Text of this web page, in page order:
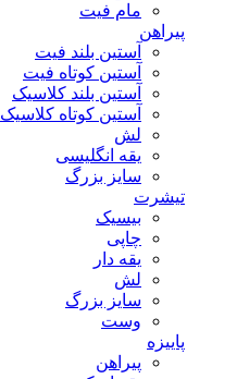
مام فیت
پیراهن
آستین بلند فیت
آستین کوتاه فیت
آستین بلند کلاسیک
آستین کوتاه کلاسیک
لش
یقه انگلیسی
سایز بزرگ
تیشرت
بیسیک
چاپی
یقه دار
لش
سایز بزرگ
وست
پاییزه
پیراهن